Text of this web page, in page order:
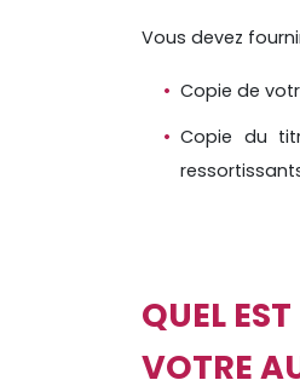
Vous devez
Copie de
Copie du
QUEL
VOTRE